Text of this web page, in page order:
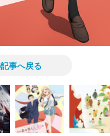
事へ戻る